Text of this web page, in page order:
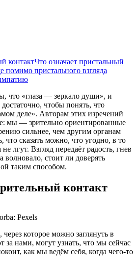
контактЧто означает пристальный
помимо пристального взгляда
что «глаза — зеркало души», и
достаточно, чтобы понять, что
деле». Авторам этих изречений
мы — зрительно ориентированные
сильнее, чем другим органам
что сказать можно, что угодно, в то
лгут. Взгляд передаёт радость, гнев
волновало, стоит ли доверять
таким способом.
контакт
Pexels
которое можно заглянуть в
за нами, могут узнать, что мы сейчас
как мы ведём себя, когда чего-то